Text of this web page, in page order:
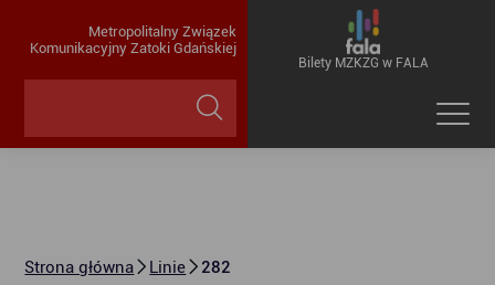
Metropolitalny Związek
Komunikacyjny Zatoki Gdańskiej
Bilety MZKZG w FALA
Strona główna Linie 282